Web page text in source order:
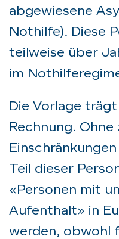
abgewiesene
Nothilfe). Diese
teilweise über
im
Die Vorlage
Rechnung. Ohne
Teil dieser
«Personen mit
Aufenthalt» in
werden, obwohl